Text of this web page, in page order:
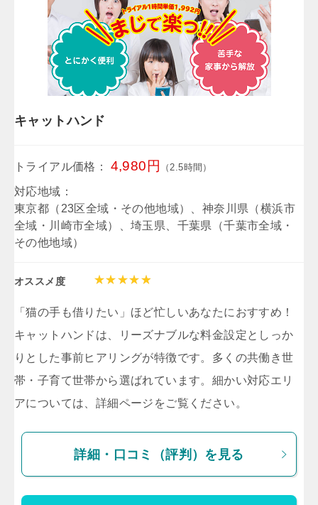
キャットハンド
トライアル価格： 4,980円 （2.5時間）
対応地域：
東京都（23区全域・その他地域）、神奈川県（横浜市
全域・川崎市全域）、埼玉県、千葉県（千葉市全域・
その他地域）
オススメ度
「猫の手も借りたい」ほど忙しいあなたにおすすめ！
キャットハンドは、リーズナブルな料金設定としっか
りとした事前ヒアリングが特徴です。多くの共働き世
帯・子育て世帯から選ばれています。細かい対応エリ
アについては、詳細ページをご覧ください。
詳細・口コミ（評判）を見る